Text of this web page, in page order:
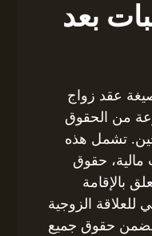
بعد
عقد زواج
من الحقوق
تشمل هذه
مالية، حقوق
بالإقامة
للعلاقة الزوجية
يضمن حقوق جميع